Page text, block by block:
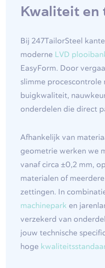
Kwaliteit en
Bij 247TailorSteel
moderne LVD
EasyForm. Door
slimme procescontrole
buigkwaliteit,
onderdelen die direct
Afhankelijk van
geometrie werken we
vanaf circa ±0,2 mm,
materialen of
zettingen. In
machinepark en
verzekerd van
jouw technische
hoge